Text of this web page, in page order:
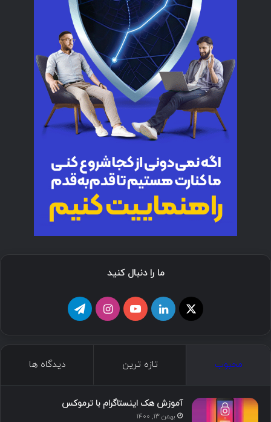
ما را دنبال کنید
د
و
ت
ا
محبوب تازه ترین دیدگاه ها
آموزش هک اینستاگرام با ترموکس
بهمن ۱۳, ۱۴۰۰